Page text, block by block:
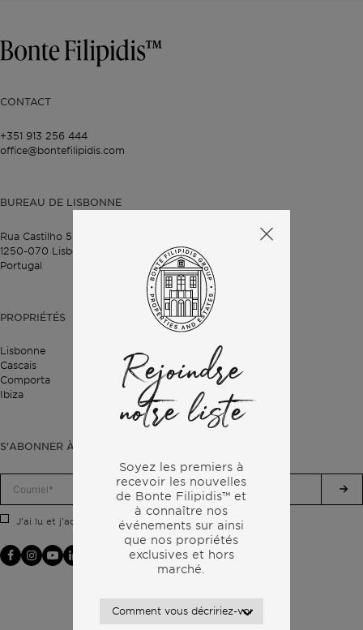
CONTACT
+351 913 256 444
office@bontefilipidis.com
BUREAU DE LISBONNE
Rua Castilho 57,
1250-070 Lisbonne,
Portugal
PROPRIÉTÉS
Lisbonne
Cascais
Comporta
Ibiza
S'ABONNER À NOTRE LETTRE D'INFORMATION
J'ai lu et j'accepte la politique de confidentialité.
Rejoindre
notre liste
Soyez les premiers à
recevoir les nouvelles
de Bonte Filipidis™ et
à connaître nos
événements surainsi
que nos propriétés
exclusives et hors
marché.